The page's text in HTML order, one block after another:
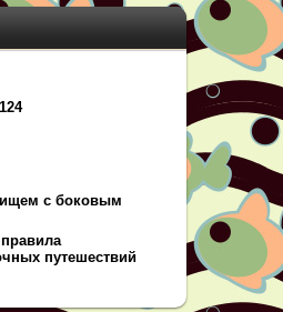
с боковым
правила
путешествий